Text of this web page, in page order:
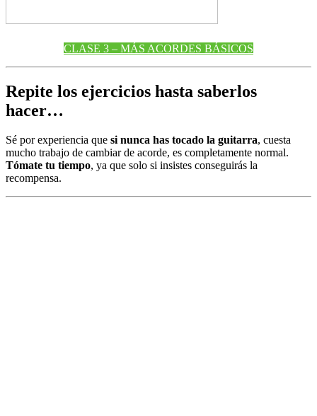
CLASE 3 – MÁS ACORDES BÁSICOS
Repite los ejercicios hasta saberlos
hacer…
Sé por experiencia que si nunca has tocado la guitarra, cuesta
mucho trabajo de cambiar de acorde, es completamente normal.
Tómate tu tiempo, ya que solo si insistes conseguirás la
recompensa.